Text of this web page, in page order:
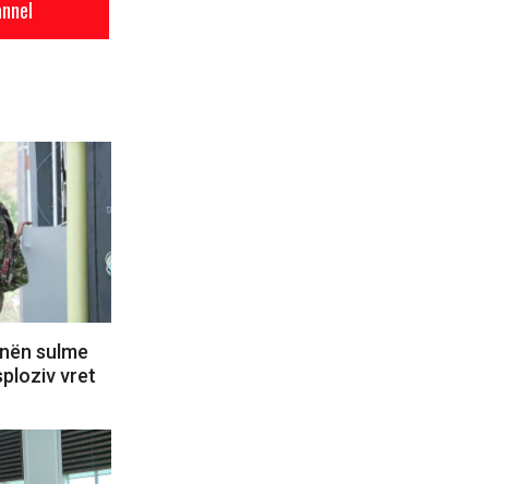
sulme
vret